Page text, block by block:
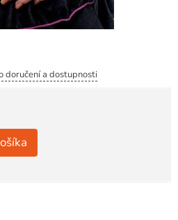
doručení a dostupnosti